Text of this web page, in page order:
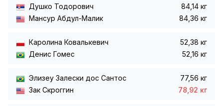
Душко Тодорович
84,14 кг
Мансур Абдул-Малик
84,36 кг
Каролина Ковалькевич
52,38 кг
Денис Гомес
52,16 кг
Элизеу Залески дос Сантос
77,56 кг
Зак Скроггин
78,92 кг